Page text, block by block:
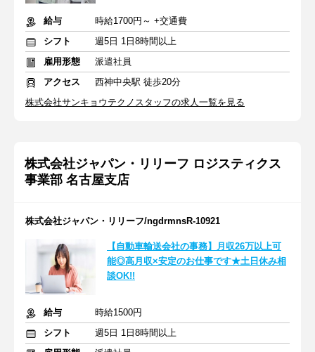
給与
時給1700円～ +交通費
シフト
週5日 1日8時間以上
雇用形態
派遣社員
アクセス
西神中央駅 徒歩20分
株式会社サンキョウテクノスタッフの求人一覧を見る
株式会社ジャパン・リリーフ ロジスティクス
事業部 名古屋支店
株式会社ジャパン・リリーフ/ngdrmnsR-10921
【自動車輸送会社の事務】月収26万以上可
能◎高月収×安定のお仕事です★土日休み相
談OK!!
給与
時給1500円
シフト
週5日 1日8時間以上